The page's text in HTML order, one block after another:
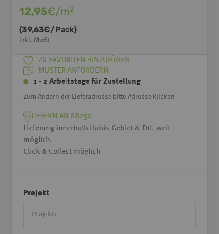
12,95€/m2
(39,63€/Pack)
inkl. MwSt
ZU FAVORITEN HINZUFÜGEN
MUSTER ANFORDERN
1 - 2 Arbeitstage für Zustellung
Zum Ändern der Lieferadresse bitte Adresse klicken
LIEFERN AN 88250
Lieferung innerhalb Habis-Gebiet & Dtl.-weit
möglich
Click & Collect möglich
Projekt